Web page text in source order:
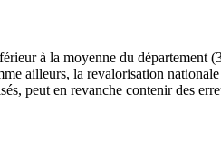
à la moyenne du département
ailleurs, la revalorisation
peut en revanche contenir des